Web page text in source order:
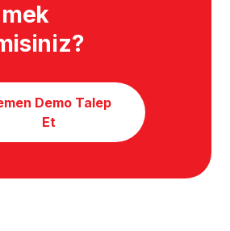
Demo Talep
Et